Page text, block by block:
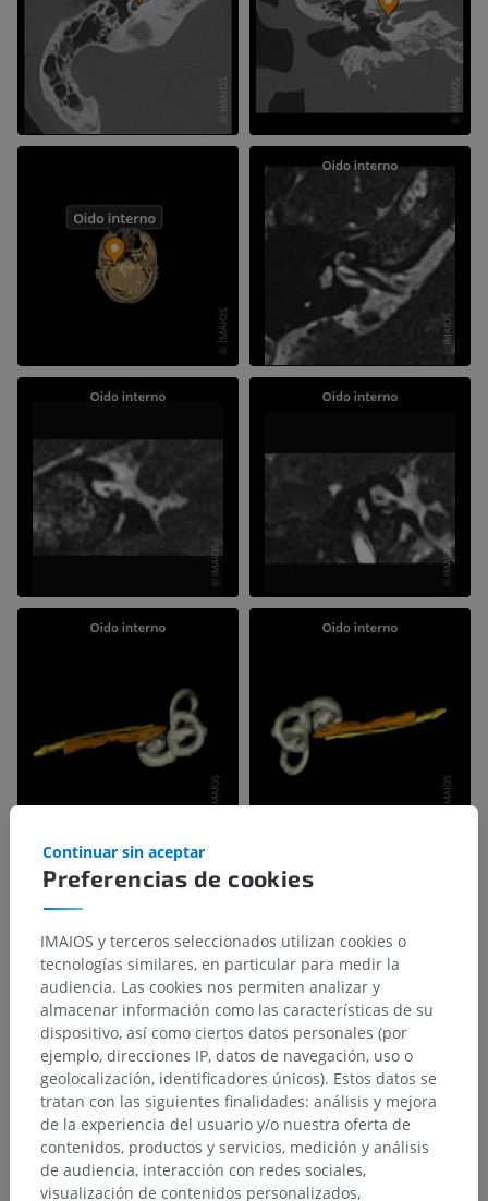
Preferencias de cookies
Continuar sin aceptar
IMAIOS y terceros seleccionados utilizan cookies o
tecnologías similares, en particular para medir la
audiencia. Las cookies nos permiten analizar y
almacenar información como las características de su
dispositivo, así como ciertos datos personales (por
ejemplo, direcciones IP, datos de navegación, uso o
geolocalización, identificadores únicos). Estos datos se
tratan con las siguientes finalidades: análisis y mejora
de la experiencia del usuario y/o nuestra oferta de
contenidos, productos y servicios, medición y análisis
de audiencia, interacción con redes sociales,
visualización de contenidos personalizados,